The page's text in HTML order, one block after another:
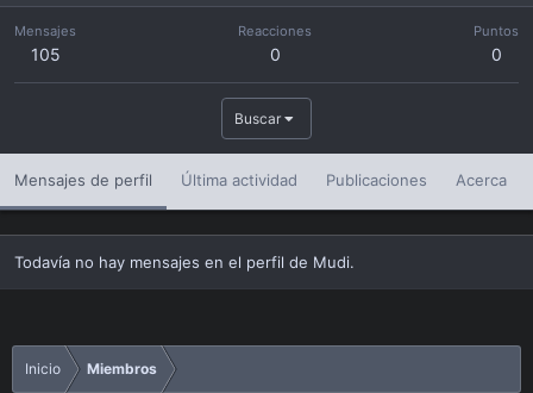
Mensajes
105
Reacciones
0
Puntos
0
Buscar
Mensajes de perfil Última actividad Publicaciones Acerca
Todavía no hay mensajes en el perfil de Mudi.
Inicio Miembros